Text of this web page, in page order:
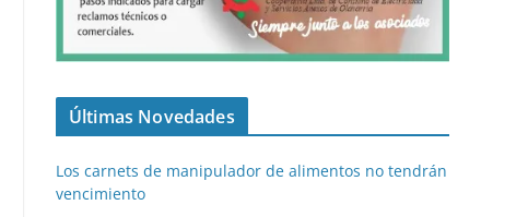
Últimas Novedades
Los carnets de manipulador de alimentos no tendrán
vencimiento